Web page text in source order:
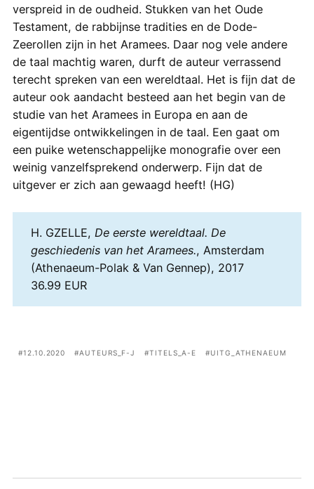
verspreid in de oudheid. Stukken van het Oude
Testament, de rabbijnse tradities en de Dode-
Zeerollen zijn in het Aramees. Daar nog vele andere
de taal machtig waren, durft de auteur verrassend
terecht spreken van een wereldtaal. Het is fijn dat de
auteur ook aandacht besteed aan het begin van de
studie van het Aramees in Europa en aan de
eigentijdse ontwikkelingen in de taal. Een gaat om
een puike wetenschappelijke monografie over een
weinig vanzelfsprekend onderwerp. Fijn dat de
uitgever er zich aan gewaagd heeft! (HG)
H. GZELLE, De eerste wereldtaal. De
geschiedenis van het Aramees., Amsterdam
(Athenaeum-Polak & Van Gennep), 2017
36.99 EUR
12.10.2020 AUTEURS_F-J TITELS_A-E UITG_ATHENAEUM